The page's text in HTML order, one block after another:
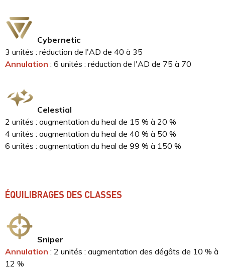
Cybernetic
3 unités : réduction de l'AD de 40 à 35
Annulation : 6 unités : réduction de l'AD de 75 à 70
Celestial
2 unités : augmentation du heal de 15 % à 20 %
4 unités : augmentation du heal de 40 % à 50 %
6 unités : augmentation du heal de 99 % à 150 %
ÉQUILIBRAGES DES CLASSES
Sniper
Annulation : 2 unités : augmentation des dégâts de 10 % à
12 %